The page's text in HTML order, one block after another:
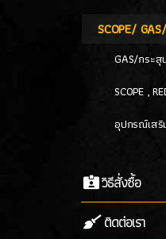
SCOPE/
GAS/กระ
SCOPE ,
อุปกรณ์เสริ
วิธีสั่งซื้อ
ติดต่อเรา